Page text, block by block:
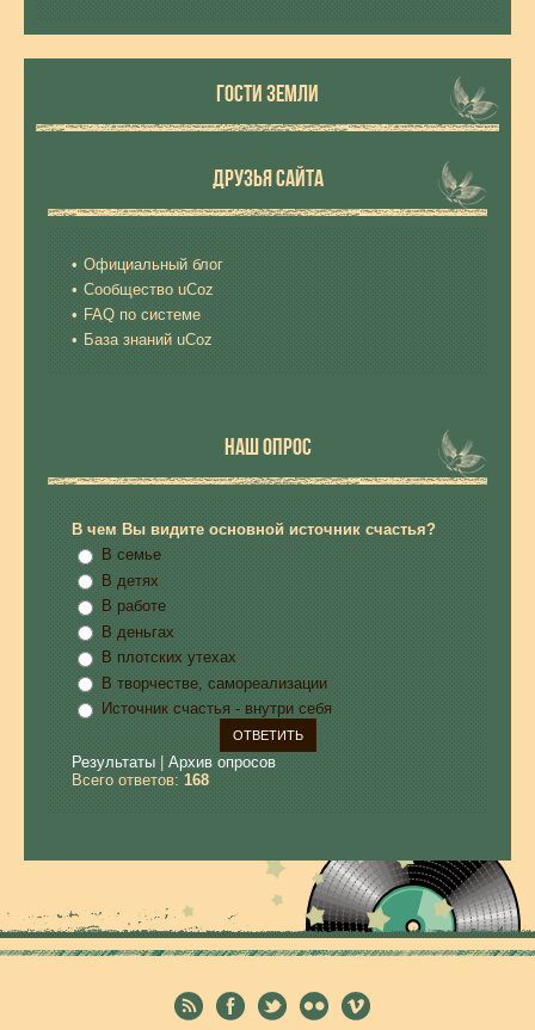
ГОСТИ ЗЕМЛИ
ДРУЗЬЯ САЙТА
Официальный блог
Сообщество uCoz
FAQ по системе
База знаний uCoz
НАШ ОПРОС
В чем Вы видите основной источник счастья?
В семье
В детях
В работе
В деньгах
В плотских утехах
В творчестве, самореализации
Источник счастья - внутри себя
Результаты
Архив опросов
Всего ответов: 168